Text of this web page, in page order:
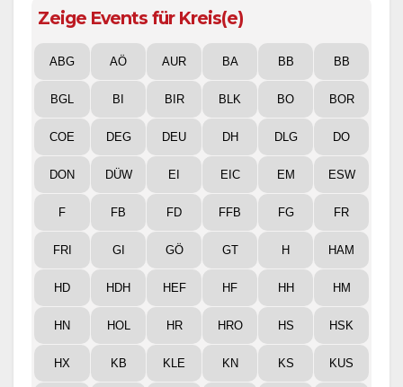
Zeige Events für Kreis(e)
ABG AÖ AUR BA BB BB
BGL BI BIR BLK BO BOR
COE DEG DEU DH DLG DO
DON DÜW EI EIC EM ESW
F FB FD FFB FG FR
FRI GI GÖ GT H HAM
HD HDH HEF HF HH HM
HN HOL HR HRO HS HSK
HX KB KLE KN KS KUS